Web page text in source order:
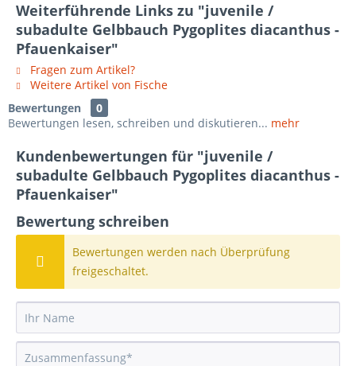
Weiterführende Links zu "juvenile /
subadulte Gelbbauch Pygoplites diacanthus -
Pfauenkaiser"
Fragen zum Artikel?
Weitere Artikel von Fische
Bewertungen
0
Bewertungen lesen, schreiben und diskutieren... mehr
Kundenbewertungen für "juvenile /
subadulte Gelbbauch Pygoplites diacanthus -
Pfauenkaiser"
Bewertung schreiben
Bewertungen werden nach Überprüfung
freigeschaltet.